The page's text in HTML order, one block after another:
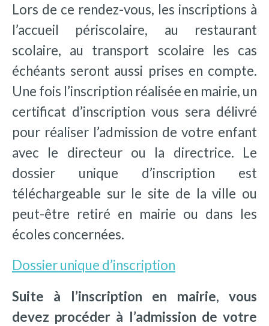
Lors de ce rendez-vous, les inscriptions à
l’accueil périscolaire, au restaurant
scolaire, au transport scolaire les cas
échéants seront aussi prises en compte.
Une fois l’inscription réalisée en mairie, un
certificat d’inscription vous sera délivré
pour réaliser l’admission de votre enfant
avec le directeur ou la directrice. Le
dossier unique d’inscription est
téléchargeable sur le site de la ville ou
peut-être retiré en mairie ou dans les
écoles concernées.
Dossier unique d’inscription
Suite à l’inscription en mairie, vous
devez procéder à l’admission de votre